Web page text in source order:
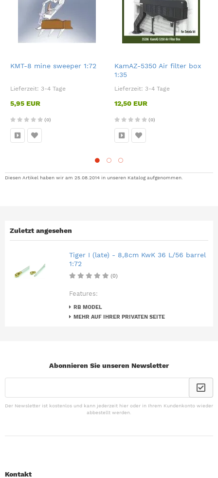
KMT-8 mine sweeper 1:72
Lieferzeit: 3-4 Tage
5,95 EUR
(0)
KamAZ-5350 Air filter box
1:35
Lieferzeit: 3-4 Tage
12,50 EUR
(0)
Diesen Artikel haben wir am 25.08.2014 in unseren Katalog aufgenommen.
Zuletzt angesehen
Tiger I (late) - 8,8cm KwK 36 L/56 barrel
1:72
(0)
Features:
RB MODEL
MEHR AUF IHRER PRIVATEN SEITE
Abonnieren Sie unseren Newsletter
Der Newsletter ist kostenlos und kann jederzeit hier oder in Ihrem Kundenkonto wieder
abbestellt werden.
Kontakt